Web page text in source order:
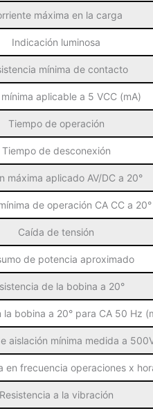
máxima en la carga
Indicación luminosa
mínima de contacto
aplicable a 5 VCC (mA)
Tiempo de operación
Tiempo de desconexión
máxima aplicado AV/DC a 20°
de operación CA CC a 20°
Caída de tensión
de potencia aproximado
de la bobina a 20°
la bobina a 20° para CA 50 Hz
aislación mínima medida a
en frecuencia operaciones x
Resistencia a la vibración